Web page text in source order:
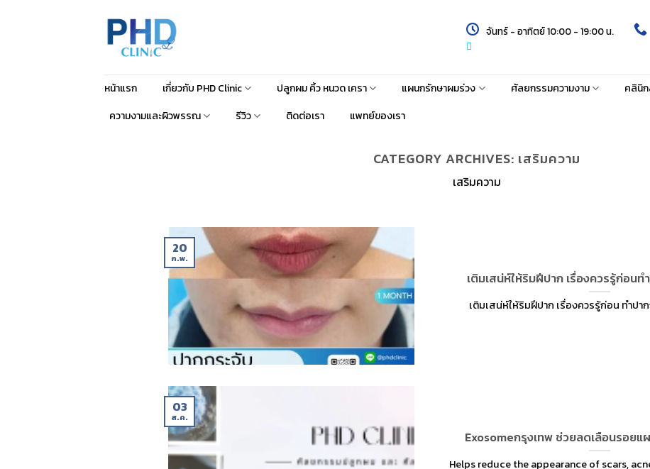
จันทร์ - อาทิตย์ 10:00 - 19:00 น.
หน้าแรก เกี่ยวกับ PHD Clinic ปลูกผม คิ้ว หนวด เครา แผนกรักษาผมร่วง ศัลยกรรมความงาม
คลินิ
ความงามและผิวพรรณ
รีวิว ติดต่อเรา แพทย์ของเรา
CATEGORY ARCHIVES: เสริมความ
เสริมความ
เติมเสน่ห์ให้ริมฝีปาก เรื่องควรรู้ก่อน
เติมเสน่ห์ให้ริมฝีปาก เรื่องควรรู้ก่อน ทำปา
20
ก.พ.
Exosomeกรุงเทพ ช่วยลดเลือนรอยแ
Helps reduce the appearance of scars,
03
ส.ค.